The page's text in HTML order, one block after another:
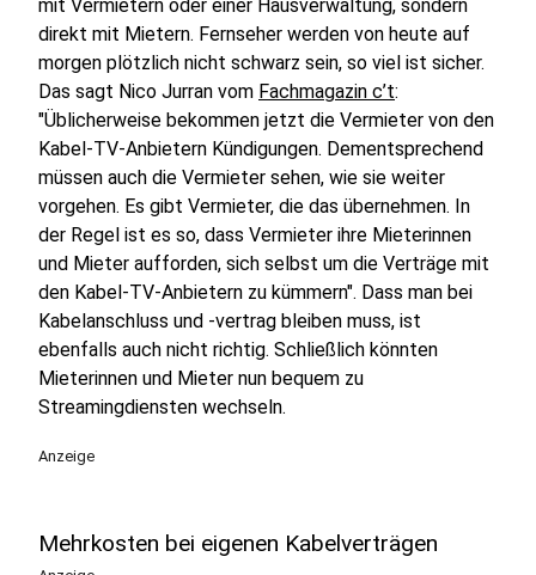
mit Vermietern oder einer Hausverwaltung, sondern
direkt mit Mietern. Fernseher werden von heute auf
morgen plötzlich nicht schwarz sein, so viel ist sicher.
Das sagt Nico Jurran vom Fachmagazin c’t:
"Üblicherweise bekommen jetzt die Vermieter von den
Kabel-TV-Anbietern Kündigungen. Dementsprechend
müssen auch die Vermieter sehen, wie sie weiter
vorgehen. Es gibt Vermieter, die das übernehmen. In
der Regel ist es so, dass Vermieter ihre Mieterinnen
und Mieter aufforden, sich selbst um die Verträge mit
den Kabel-TV-Anbietern zu kümmern". Dass man bei
Kabelanschluss und -vertrag bleiben muss, ist
ebenfalls auch nicht richtig. Schließlich könnten
Mieterinnen und Mieter nun bequem zu
Streamingdiensten wechseln.
Anzeige
Mehrkosten bei eigenen Kabelverträgen